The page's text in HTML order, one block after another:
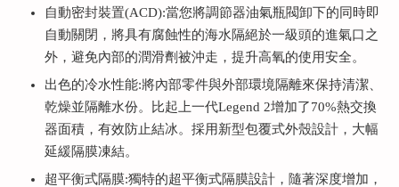
自動密封裝置(ACD):當您將調節器油氣瓶閥卸下的同時即
自動關閉，將具有腐蝕性的海水隔絕於一級頭的進氣口之
外，避免內部的潤滑劑被沖走，提升高氧的使用安全。
出色的冷水性能:將內部零件與外部環境隔離來保持清潔、
乾燥並隔離水份。比起上一代Legend 2增加了70%熱交換
器面積，有效防止結冰。採用新型包覆式外殼設計，大幅
延緩隔膜凍結。
超平衡式隔膜:獨特的超平衡式隔膜設計，隨著深度增加，